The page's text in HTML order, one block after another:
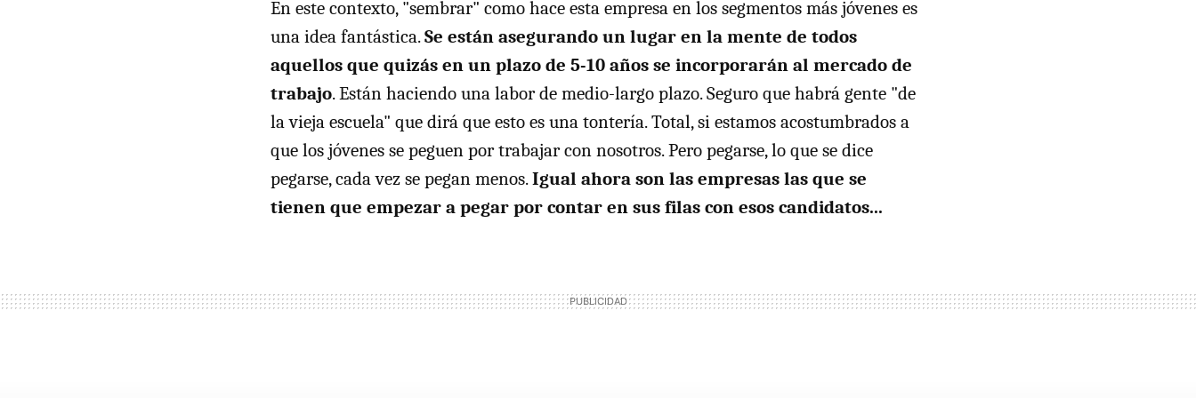
En este contexto, "sembrar" como hace esta empresa en los segmentos más jóvenes es
una idea fantástica.Se están asegurando un lugar en la mente de todos
aquellos que quizás en un plazo de 5-10 años se incorporarán al mercado de
trabajo. Están haciendo una labor de medio-largo plazo. Seguro que habrá gente "de
la vieja escuela" que dirá que esto es una tontería. Total, si estamos acostumbrados a
que los jóvenes se peguen por trabajar con nosotros. Pero pegarse, lo que se dice
pegarse, cada vez se pegan menos.Igual ahora son las empresas las que se
tienen que empezar a pegar por contar en sus filas con esos candidatos...